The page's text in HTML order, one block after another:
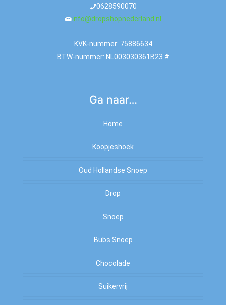
0628590070
info@dropshopnederland.nl
KVK-nummer: 75886634
BTW-nummer: NL003030361B23 #
Ga naar…
Home
Koopjeshoek
Sale
OP=OP
Kiloknallers
To Good To Go
Oud Hollandse Snoep
Drop
Zoet
Zout
Arabische Gom
Snoep
Amerikaans Snoep
Zoet
Zuur
Bubs Snoep
Chocolade
Suikervrij